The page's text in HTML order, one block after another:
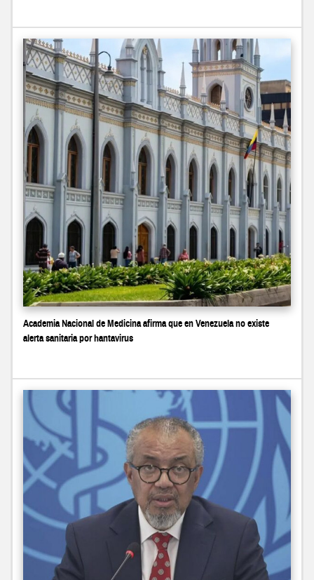
Academia Nacional de Medicina afirma que en Venezuela no existe
alerta sanitaria por hantavirus